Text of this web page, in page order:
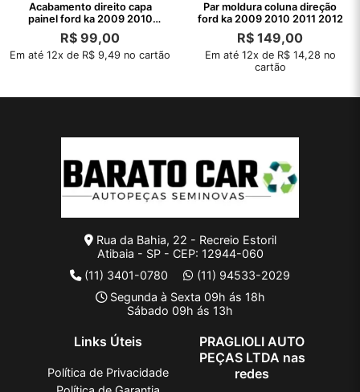
Acabamento direito capa
painel ford ka 2009 2010
2011 2012
R$ 99,00
Em até 12x de R$ 9,49 no cartão
Par moldura coluna direção
ford ka 2009 2010 2011 2012
R$ 149,00
Em até 12x de R$ 14,28 no
cartão
Rua da Bahia, 22 - Recreio Estoril
Atibaia - SP - CEP: 12944-060
(11) 3401-0780
(11) 94533-2029
Segunda à Sexta 09h ás 18h
Sábado 09h ás 13h
Links Úteis
Política de Privacidade
PRAGLIOLI AUTO
PEÇAS LTDA nas
redes